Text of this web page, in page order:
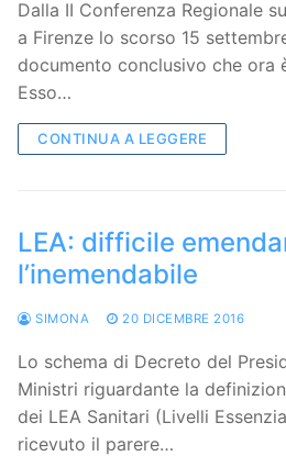
Dalla II Conferenza Regionale
a Firenze lo scorso 15
documento conclusivo che ora
Esso…
CONTINUA A LEGGERE
LEA: difficile
l’inemendabile
SIMONA 20 DICEMBRE 2016
Lo schema di Decreto del
Ministri riguardante la
dei LEA Sanitari (Livelli
ricevuto il parere…